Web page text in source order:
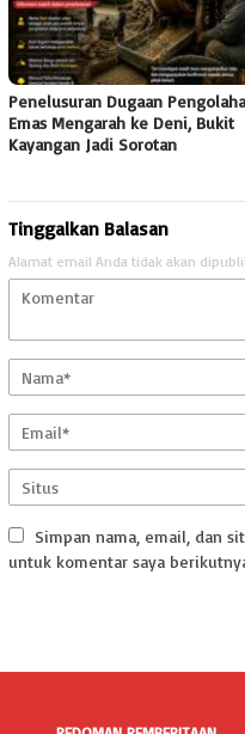
Penelusuran Dugaan
Emas Mengarah ke Deni, Bukit
Kayangan Jadi Sorotan
Tinggalkan Balasan
Alamat email Anda tidak akan
Simpan nama, email, dan
untuk komentar saya